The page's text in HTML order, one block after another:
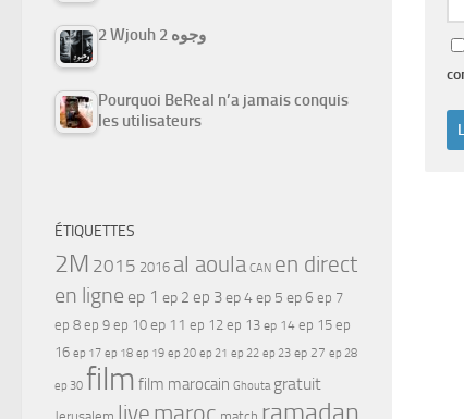
2 Wjouh 2 وجوه
Pourquoi BeReal n’a jamais conquis
les utilisateurs
ÉTIQUETTES
2M 2015 2016 al aoula CAN en direct
en ligne ep 1 ep 2 ep 3ep 4ep 5 ep 6 ep 7
ep 8 ep 9 ep 10 ep 11 ep 12 ep 13 ep 14 ep 15 ep
16 ep 17 ep 18 ep 19 ep 20 ep 21 ep 22 ep 23 ep 27 ep 28
ep 30 film film marocain Ghouta gratuit
live ramadan